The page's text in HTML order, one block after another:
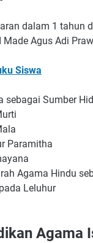
dalam 1 tahun
Made Agus Adi
Siswa
sebagai Sumber
Paramitha
Agama Hindu
Leluhur
Agama